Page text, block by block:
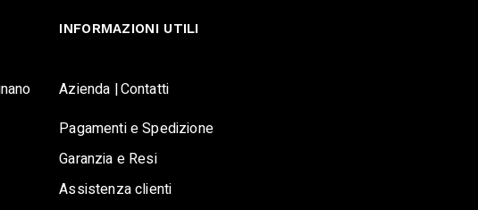
INFORMAZIONI UTILI
Azienda |Contatti
Pagamenti e Spedizione
Garanzia e Resi
Assistenza clienti